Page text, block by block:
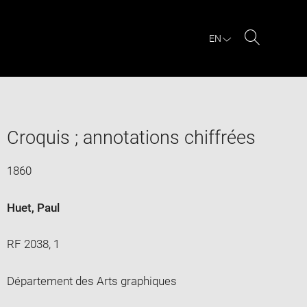
EN
Croquis ; annotations chiffrées
1860
Huet, Paul
RF 2038, 1
Département des Arts graphiques